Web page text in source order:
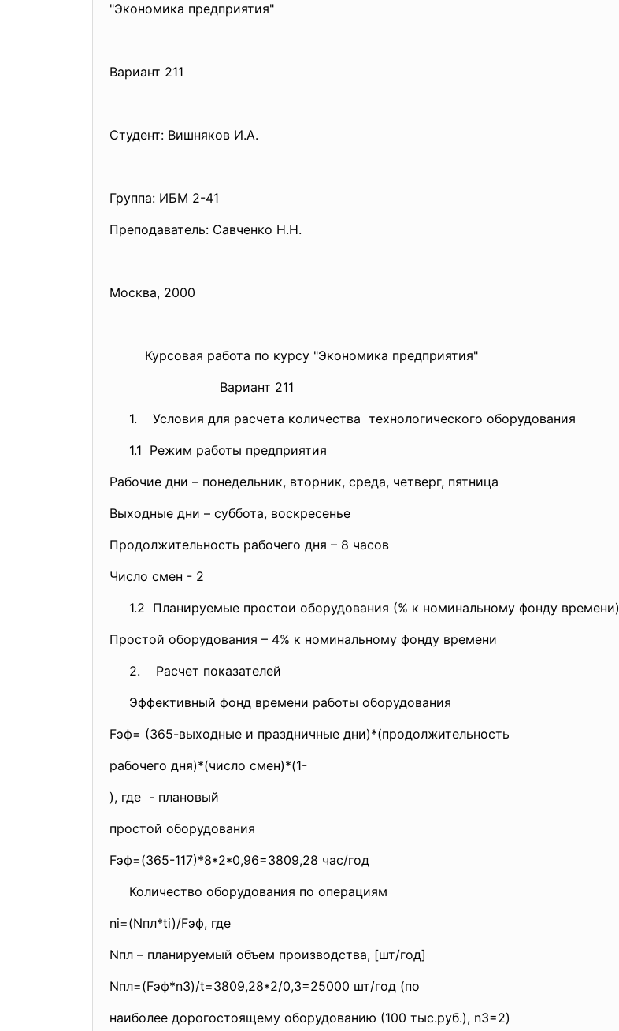
"Экономика предприятия"
Вариант 211
Студент: Вишняков И.А.
Группа: ИБМ 2-41
Преподаватель: Савченко Н.Н.
Москва, 2000
Курсовая работа по курсу "Экономика предприятия"
Вариант 211
1. Условия для расчета количества технологического оборудования
1.1 Режим работы предприятия
Рабочие дни – понедельник, вторник, среда, четверг, пятница
Выходные дни – суббота, воскресенье
Продолжительность рабочего дня – 8 часов
Число смен - 2
1.2 Планируемые простои оборудования (% к номинальному фонду времени)
Простой оборудования – 4% к номинальному фонду времени
2. Расчет показателей
Эффективный фонд времени работы оборудования
Fэф= (365-выходные и праздничные дни)*(продолжительность
рабочего дня)*(число смен)*(1-
), где - плановый
простой оборудования
Fэф=(365-117)*8*2*0,96=3809,28 час/год
Количество оборудования по операциям
ni=(Nпл*ti)/Fэф, где
Nпл – планируемый объем производства, [шт/год]
Nпл=(Fэф*n3)/t=3809,28*2/0,3=25000 шт/год (по
наиболее дорогостоящему оборудованию (100 тыс.руб.), n3=2)